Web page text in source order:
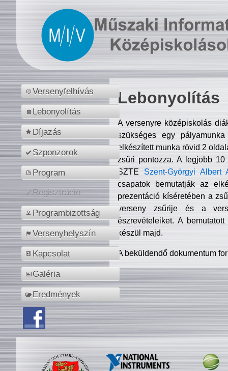
Versenyfelhívás
Lebonyolítás
Díjazás
Szponzorok
Program
Regisztráció
Programbizottság
Versenyhelyszín
Kapcsolat
Galéria
Eredmények
Lebonyolítás
A versenyre középiskolás
szükséges egy
elkészített munka rövid 2
zsűri pontozza. A legjobb
SZTE Szent-Györgyi Albert
csapatok bemutatják az
prezentáció kíséretében a
verseny zsűrije és a
észrevételeiket. A
készül majd.
A beküldendő dokumentum